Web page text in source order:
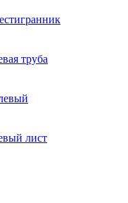
труба
лист